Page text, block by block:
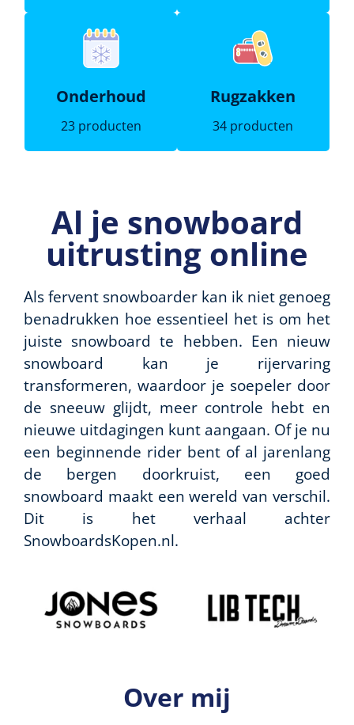
Onderhoud
23 producten
Rugzakken
34 producten
Al je snowboard
uitrusting online
Als fervent snowboarder kan ik niet genoeg
benadrukken hoe essentieel het is om het
juiste snowboard te hebben. Een nieuw
snowboard kan je rijervaring
transformeren, waardoor je soepeler door
de sneeuw glijdt, meer controle hebt en
nieuwe uitdagingen kunt aangaan. Of je nu
een beginnende rider bent of al jarenlang
de bergen doorkruist, een goed
snowboard maakt een wereld van verschil.
Dit is het verhaal achter
SnowboardsKopen.nl.
Over mij